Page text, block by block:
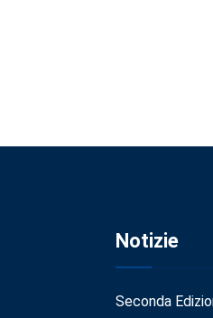
Notizie
Seconda